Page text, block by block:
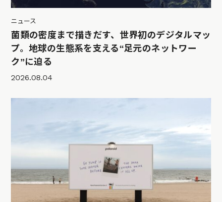
ニュース
菌類の密度まで描きだす、世界初のデジタルマッ
プ。地球の生態系を支える“足元のネットワー
ク”に迫る
2026.08.04